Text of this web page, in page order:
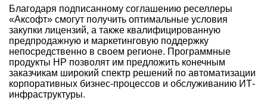
Благодаря подписанному соглашению реселлеры
«Аксофт» смогут получить оптимальные условия
закупки лицензий, а также квалифицированную
предпродажную и маркетинговую поддержку
непосредственно в своем регионе. Программные
продукты HP позволят им предложить конечным
заказчикам широкий спектр решений по автоматизации
корпоративных бизнес-процессов и обслуживанию ИТ-
инфраструктуры.